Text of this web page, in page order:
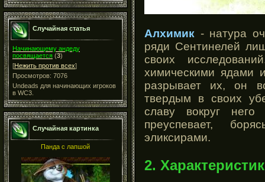
Случайная статья
Начинающему андеду
посвящается (3)
[Нежить против всех]
Просмотров: 7076
Undeads для начинающих игроков
в WC3.
Случайная картинка
Панда с лапшой
Алхимик - натура
ряди Сентинелей
своих
химическими ядами
разрывает их, он
твердым в своих
славу вокруг
преуспевает,
эликсирами.
2.